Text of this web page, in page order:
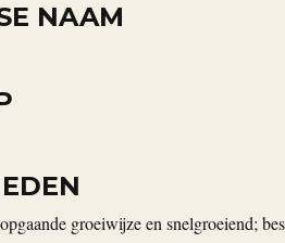
NAAM
groeiwijze en snelgroeiend;